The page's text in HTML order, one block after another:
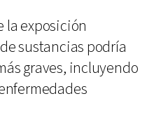
la exposición
sustancias podría
graves, incluyendo